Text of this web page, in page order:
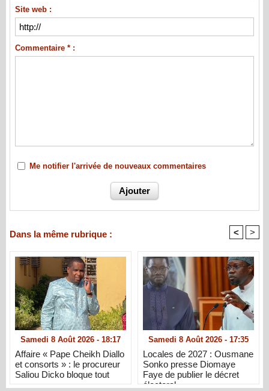
Site web :
Commentaire * :
Me notifier l'arrivée de nouveaux commentaires
Dans la même rubrique : < >
Samedi 8 Août 2026 - 18:17
Affaire « Pape Cheikh Diallo
et consorts » : le procureur
Saliou Dicko bloque tout
Samedi 8 Août 2026 - 17:35
Locales de 2027 : Ousmane
Sonko presse Diomaye
Faye de publier le décret
électoral